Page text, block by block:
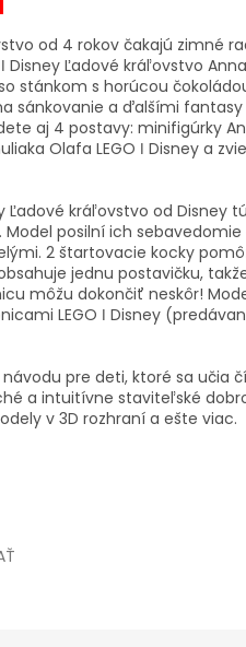
od 4 rokov čakajú zimné
Disney Ľadové kráľovstvo
stánkom s horúcou
sánkovanie a ďalšími fantasy
aj 4 postavy: minifigúrky
Olafa LEGO ǀ Disney a
kráľovstvo od Disney
posilní ich sebavedomie
2 štartovacie kocky
jednu postavičku,
môžu dokončiť neskôr!
LEGO ǀ Disney
pre deti, ktoré sa učia
a intuitívne staviteľské
v 3D rozhraní a ešte viac.